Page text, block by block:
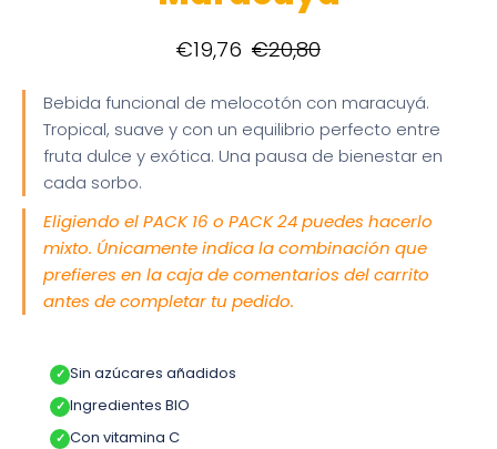
€19,76 €20,80
Bebida funcional de melocotón con maracuyá.
Tropical, suave y con un equilibrio perfecto entre
fruta dulce y exótica. Una pausa de bienestar en
cada sorbo.
Eligiendo el PACK 16 o PACK 24 puedes hacerlo
mixto. Únicamente indica la combinación que
prefieres en la caja de comentarios del carrito
antes de completar tu pedido.
Sin azúcares añadidos
Ingredientes BIO
Con vitamina C